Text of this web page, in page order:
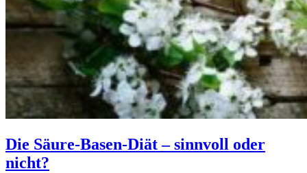
Die Säure-Basen-Diät – sinnvoll oder
nicht?